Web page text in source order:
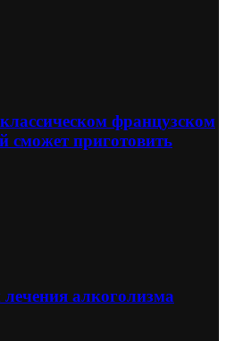
французском
сможет приготовить
алкоголизма